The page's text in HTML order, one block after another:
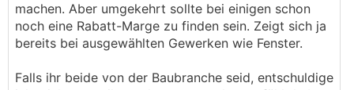
Daher passen die Preissteigerungen (unter
Berücksichtung von Verzögerungseffekten -
Inflation wird meistens erst zeitverzögert
Preissteigerungen im Baubereich zusammen.
machen. Aber umgekehrt sollte bei einigen schon
noch eine Rabatt-Marge zu finden sein. Zeigt sich ja
bereits bei ausgewählten Gewerken wie Fenster.
Falls ihr beide von der Baubranche seid, entschuldige